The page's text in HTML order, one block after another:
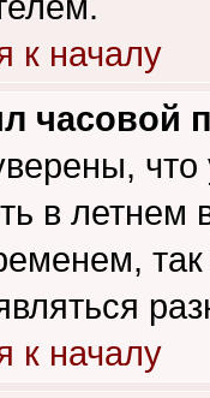
к началу
часовой
что
в летнем
к началу